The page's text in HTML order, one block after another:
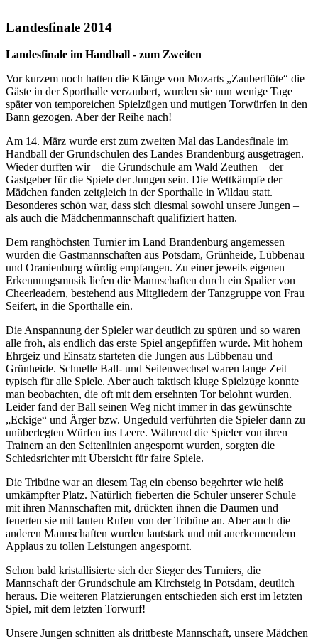
Landesfinale 2014
Landesfinale im Handball - zum Zweiten
Vor kurzem noch hatten die Klänge von Mozarts „Zauberflöte“ die
Gäste in der Sporthalle verzaubert, wurden sie nun wenige Tage
später von temporeichen Spielzügen und mutigen Torwürfen in den
Bann gezogen. Aber der Reihe nach!
Am 14. März wurde erst zum zweiten Mal das Landesfinale im
Handball der Grundschulen des Landes Brandenburg ausgetragen.
Wieder durften wir – die Grundschule am Wald Zeuthen – der
Gastgeber für die Spiele der Jungen sein. Die Wettkämpfe der
Mädchen fanden zeitgleich in der Sporthalle in Wildau statt.
Besonderes schön war, dass sich diesmal sowohl unsere Jungen –
als auch die Mädchenmannschaft qualifiziert hatten.
Dem ranghöchsten Turnier im Land Brandenburg angemessen
wurden die Gastmannschaften aus Potsdam, Grünheide, Lübbenau
und Oranienburg würdig empfangen. Zu einer jeweils eigenen
Erkennungsmusik liefen die Mannschaften durch ein Spalier von
Cheerleadern, bestehend aus Mitgliedern der Tanzgruppe von Frau
Seifert, in die Sporthalle ein.
Die Anspannung der Spieler war deutlich zu spüren und so waren
alle froh, als endlich das erste Spiel angepfiffen wurde. Mit hohem
Ehrgeiz und Einsatz starteten die Jungen aus Lübbenau und
Grünheide. Schnelle Ball- und Seitenwechsel waren lange Zeit
typisch für alle Spiele. Aber auch taktisch kluge Spielzüge konnte
man beobachten, die oft mit dem ersehnten Tor belohnt wurden.
Leider fand der Ball seinen Weg nicht immer in das gewünschte
„Eckige“ und Ärger bzw. Ungeduld verführten die Spieler dann zu
unüberlegten Würfen ins Leere. Während die Spieler von ihren
Trainern an den Seitenlinien angespornt wurden, sorgten die
Schiedsrichter mit Übersicht für faire Spiele.
Die Tribüne war an diesem Tag ein ebenso begehrter wie heiß
umkämpfter Platz. Natürlich fieberten die Schüler unserer Schule
mit ihren Mannschaften mit, drückten ihnen die Daumen und
feuerten sie mit lauten Rufen von der Tribüne an. Aber auch die
anderen Mannschaften wurden lautstark und mit anerkennendem
Applaus zu tollen Leistungen angespornt.
Schon bald kristallisierte sich der Sieger des Turniers, die
Mannschaft der Grundschule am Kirchsteig in Potsdam, deutlich
heraus. Die weiteren Platzierungen entschieden sich erst im letzten
Spiel, mit dem letzten Torwurf!
Unsere Jungen schnitten als drittbeste Mannschaft, unsere Mädchen